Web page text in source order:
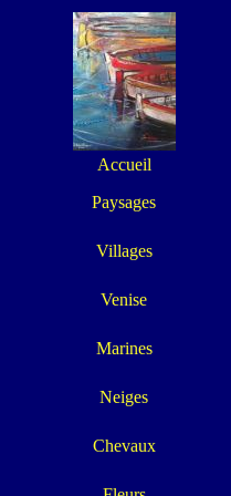
Accueil
Paysages
Villages
Venise
Marines
Neiges
Chevaux